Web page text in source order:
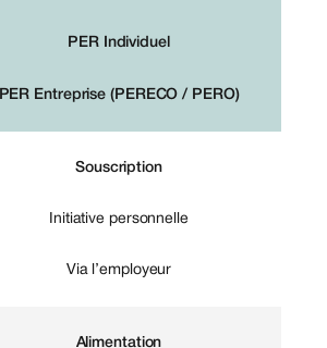
PER Individuel
PER Entreprise (PERECO / PERO)
Souscription
Initiative personnelle
Via l’employeur
Alimentation